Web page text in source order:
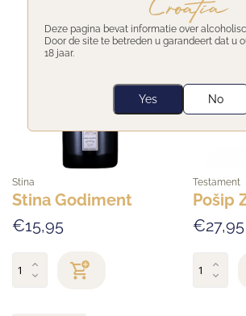
Stina
Stina Godiment
€15,95
Testament
Pošip
€27,95
Deze pagina bevat informatie over
Door de site te betreden u garandeert dat u
18 jaar.
Yes No